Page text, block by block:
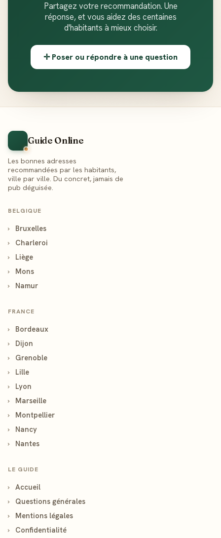
Partagez votre recommandation. Une
réponse, et vous aidez des centaines
d'habitants à mieux choisir.
✛ Poser ou répondre à une question
Guide Online
Les bonnes adresses
recommandées par les habitants,
ville par ville. Du concret, jamais de
pub déguisée.
BELGIQUE
›
Bruxelles
›
Charleroi
›
Liège
›
Mons
›
Namur
FRANCE
›
Bordeaux
›
Dijon
›
Grenoble
›
Lille
›
Lyon
›
Marseille
›
Montpellier
›
Nancy
›
Nantes
LE GUIDE
›
Accueil
›
Questions générales
›
Mentions légales
›
Confidentialité